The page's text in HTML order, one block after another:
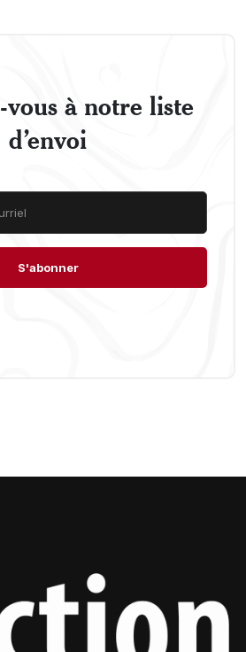
à notre liste
d’envoi